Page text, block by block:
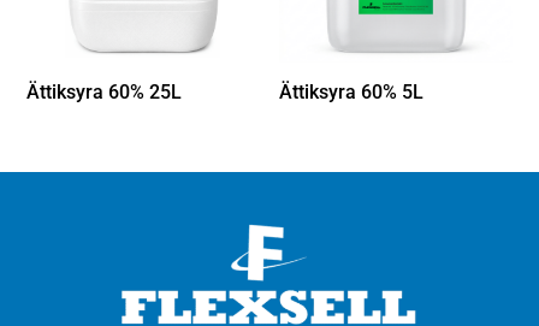
Ättiksyra 60% 25L Ättiksyra 60% 5L